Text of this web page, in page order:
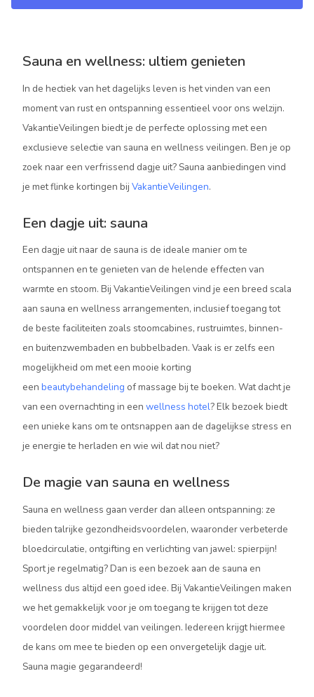
Sauna en wellness: ultiem genieten
In de hectiek van het dagelijks leven is het vinden van een
moment van rust en ontspanning essentieel voor ons welzijn.
VakantieVeilingen biedt je de perfecte oplossing met een
exclusieve selectie van sauna en wellness veilingen. Ben je op
zoek naar een verfrissend dagje uit? Sauna aanbiedingen vind
je met flinke kortingen bij VakantieVeilingen.
Een dagje uit: sauna
Een dagje uit naar de sauna is de ideale manier om te
ontspannen en te genieten van de helende effecten van
warmte en stoom. Bij VakantieVeilingen vind je een breed scala
aan sauna en wellness arrangementen, inclusief toegang tot
de beste faciliteiten zoals stoomcabines, rustruimtes, binnen-
en buitenzwembaden en bubbelbaden. Vaak is er zelfs een
mogelijkheid om met een mooie korting
een beautybehandeling of massage bij te boeken. Wat dacht je
van een overnachting in een wellness hotel? Elk bezoek biedt
een unieke kans om te ontsnappen aan de dagelijkse stress en
je energie te herladen en wie wil dat nou niet?
De magie van sauna en wellness
Sauna en wellness gaan verder dan alleen ontspanning: ze
bieden talrijke gezondheidsvoordelen, waaronder verbeterde
bloedcirculatie, ontgifting en verlichting van jawel: spierpijn!
Sport je regelmatig? Dan is een bezoek aan de sauna en
wellness dus altijd een goed idee. Bij VakantieVeilingen maken
we het gemakkelijk voor je om toegang te krijgen tot deze
voordelen door middel van veilingen. Iedereen krijgt hiermee
de kans om mee te bieden op een onvergetelijk dagje uit.
Sauna magie gegarandeerd!